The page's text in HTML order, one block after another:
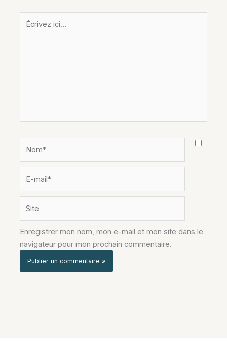
Écrivez
ici…
Enregistrer mon nom, mon e-mail et mon site dans le
navigateur pour mon prochain commentaire.